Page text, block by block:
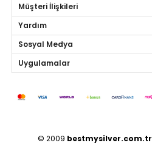
Müşteri İlişkileri
Yardım
Sosyal Medya
Uygulamalar
© 2009 bestmysilver.com.tr